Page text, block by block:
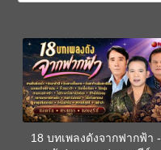
18 บทเพลงดังจากฟากฟ้า -